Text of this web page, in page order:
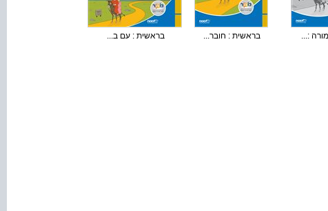
:... בראשית : חובר... בראשית : עם ב...